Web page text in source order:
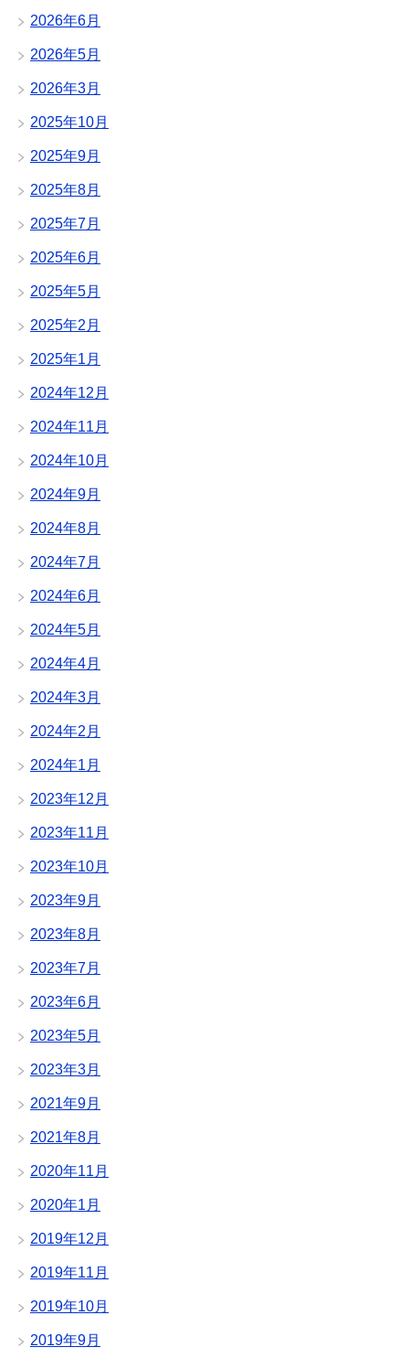
2026年6月
2026年5月
2026年3月
2025年10月
2025年9月
2025年8月
2025年7月
2025年6月
2025年5月
2025年2月
2025年1月
2024年12月
2024年11月
2024年10月
2024年9月
2024年8月
2024年7月
2024年6月
2024年5月
2024年4月
2024年3月
2024年2月
2024年1月
2023年12月
2023年11月
2023年10月
2023年9月
2023年8月
2023年7月
2023年6月
2023年5月
2023年3月
2021年9月
2021年8月
2020年11月
2020年1月
2019年12月
2019年11月
2019年10月
2019年9月